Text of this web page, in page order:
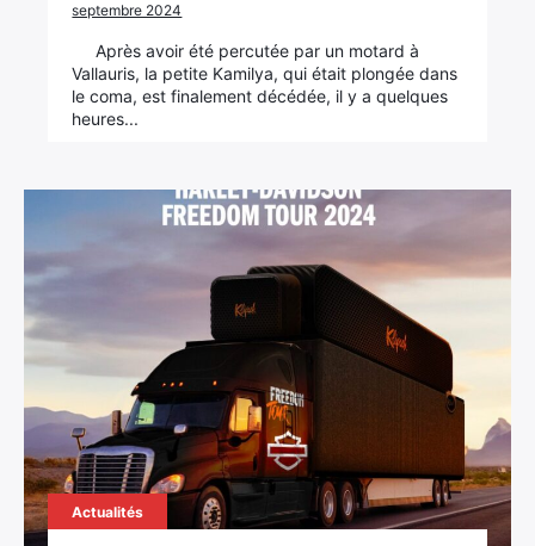
septembre 2024
Après avoir été percutée par un motard à
Vallauris, la petite Kamilya, qui était plongée dans
le coma, est finalement décédée, il y a quelques
heures...
Actualités